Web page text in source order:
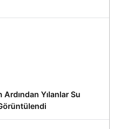
Ardından Yılanlar Su